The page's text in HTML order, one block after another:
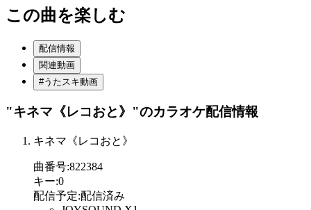
この曲を楽しむ
配信情報
関連動画
#うたスキ動画
"キネマ《レコおと》"のカラオケ配信情報
キネマ《レコおと》
曲番号:822384
キー:0
配信予定:配信済み